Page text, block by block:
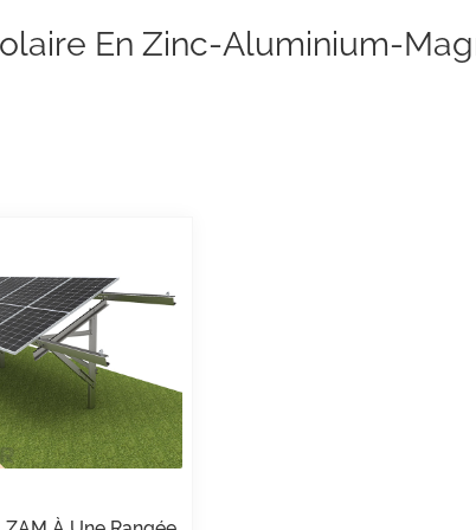
En Zinc-Aluminium-